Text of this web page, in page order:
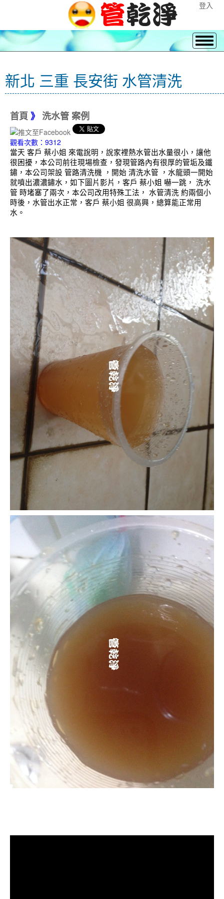
登入
新北 三重 長安街 水管清洗
首頁 》 洗水管 案例
觀看次數：9312
當天 客戶 蔡小姐 來電說明，說家裡熱水管出水量很小，讓他
很困擾，本公司前往現場檢查，發現管路內有很厚的管垢及鐵
鏽，本公司架設 管路清洗機 ，開始 清洗水管 ，水龍頭一開始
就噴出濃濃鏽水，如下圖片影片，客戶 蔡小姐 嚇一跳， 洗水
管 時堵塞了兩次，本公司改用特殊工法， 水管清洗 約兩個小
時後，水管出水正常，客戶 蔡小姐 很高興，總算能正常用
水。